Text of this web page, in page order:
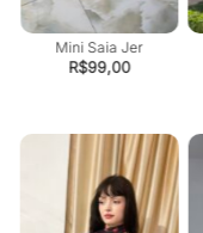
Mini Saia Jer
R$99,00